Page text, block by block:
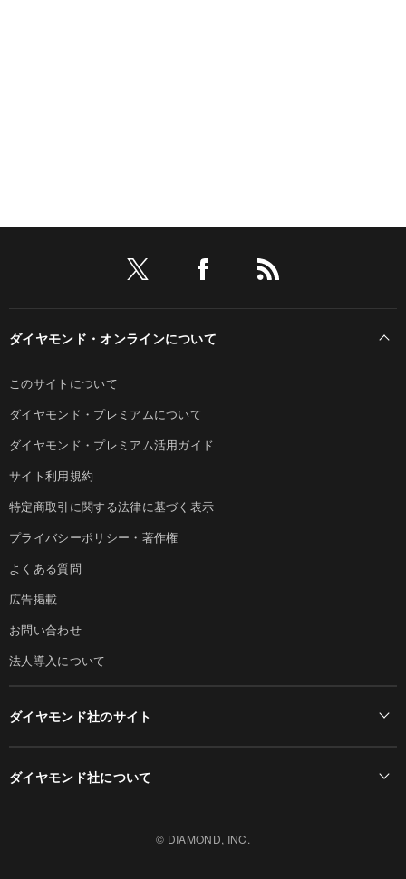
ダイヤモンド・オンラインについて
このサイトについて
ダイヤモンド・プレミアムについて
ダイヤモンド・プレミアム活用ガイド
サイト利用規約
特定商取引に関する法律に基づく表示
プライバシーポリシー・著作権
よくある質問
広告掲載
お問い合わせ
法人導入について
ダイヤモンド社のサイト
ダイヤモンド社について
© DIAMOND, INC.